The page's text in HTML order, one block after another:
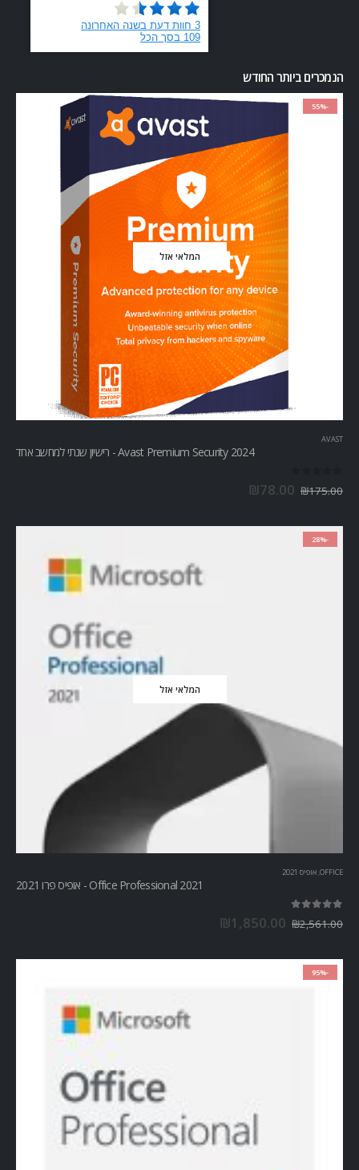
הנמכרים ביותר החודש
-55%
המלאי אזל
AVAST
Avast Premium Security 2024 - רישיון שנתי למחשב אחד
₪175.00
₪78.00
-28%
המלאי אזל
OFFICE
, אופיס 2021
Office Professional 2021 - אופיס פרו 2021
₪2,561.00
₪1,850.00
-95%